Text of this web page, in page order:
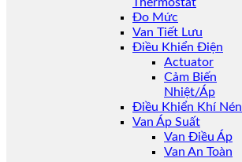
Đo Mức
Van Tiết Lưu
Điều Khiển Điện
Actuator
Cảm Biến
Nhiệt/Áp
Điều Khiển Khí Nén
Van Áp Suất
Van Điều Áp
Van An Toàn